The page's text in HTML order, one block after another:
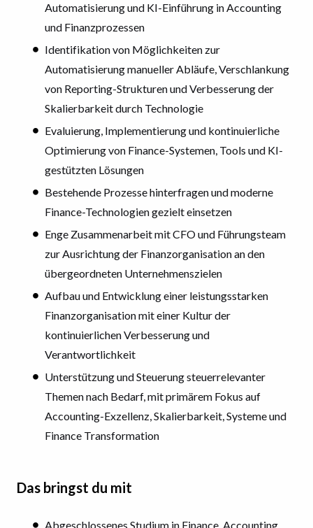
Automatisierung und KI-Einführung in Accounting
und Finanzprozessen
Identifikation von Möglichkeiten zur
Automatisierung manueller Abläufe, Verschlankung
von Reporting-Strukturen und Verbesserung der
Skalierbarkeit durch Technologie
Evaluierung, Implementierung und kontinuierliche
Optimierung von Finance-Systemen, Tools und KI-
gestützten Lösungen
Bestehende Prozesse hinterfragen und moderne
Finance-Technologien gezielt einsetzen
Enge Zusammenarbeit mit CFO und Führungsteam
zur Ausrichtung der Finanzorganisation an den
übergeordneten Unternehmenszielen
Aufbau und Entwicklung einer leistungsstarken
Finanzorganisation mit einer Kultur der
kontinuierlichen Verbesserung und
Verantwortlichkeit
Unterstützung und Steuerung steuerrelevanter
Themen nach Bedarf, mit primärem Fokus auf
Accounting-Exzellenz, Skalierbarkeit, Systeme und
Finance Transformation
Das bringst du mit
Abgeschlossenes Studium in Finance, Accounting